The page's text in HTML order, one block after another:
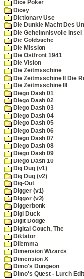
Dice Poker
Dicey
Dictionary Use
Die Dunkle Macht Des
Die Geheimnisvolle Insel
Die Goldsuche
Die Mission
Die Ostfront 1941
Die Vision
Die Zeitmaschine
Die Zeitmaschine II Die
Die Zeitmaschine III
Diego Dash 01
Diego Dash 02
Diego Dash 03
Diego Dash 04
Diego Dash 05
Diego Dash 06
Diego Dash 07
Diego Dash 08
Diego Dash 09
Diego Dash 10
Dig Dug (v1)
Dig Dug (v2)
Dig-Out
Digger (v1)
Digger (v2)
Diggerbonk
Digi Duck
Digit Dodge
Digital Couch, The
Diktator
Dilemma
Dimension Wizards
Dimension X
Dimo's Dungeon
Dimo's Quest - Lurch